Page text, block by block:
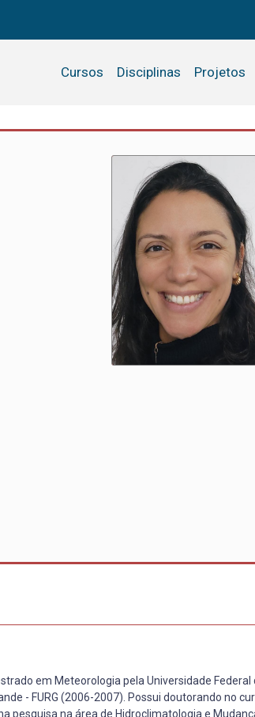
Cursos Disciplinas Projetos
em Meteorologia pela Universidade Federal
- FURG (2006-2007). Possui doutorando no
pesquisa na área de Hidroclimatologia e